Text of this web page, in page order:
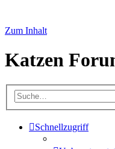
Zum Inhalt
Katzen
Schnellzugriff